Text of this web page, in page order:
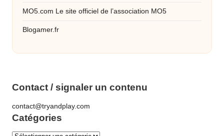
MO5.com Le site officiel de l’association MO5
Blogamer.fr
Contact / signaler un contenu
contact@tryandplay.com
Catégories